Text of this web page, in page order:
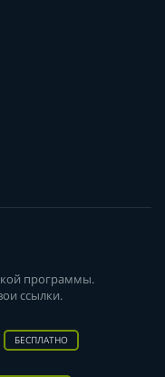
программы.
ссылки.
БЕСПЛАТНО